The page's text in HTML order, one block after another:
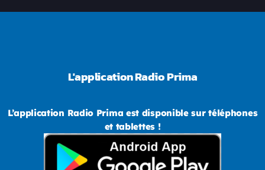
L'application Radio Prima
L’application Radio Prima est disponible sur téléphones
et tablettes !